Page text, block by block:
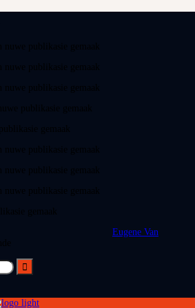
Eugene Van